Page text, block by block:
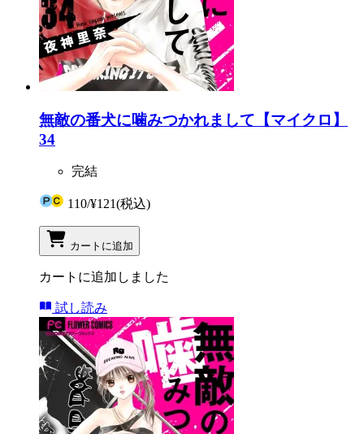
無敵の番犬に噛みつかれまして【マイクロ】
34
完結
110/¥121(税込)
カートに追加
カートに追加しました
試し読み